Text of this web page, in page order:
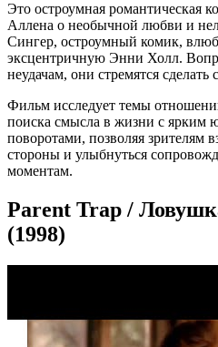
Это остроумная романтическая
Аллена о необычной любви и
Сингер, остроумный комик,
эксцентричную Энни Холл.
неудачам, они стремятся сделать
Фильм исследует темы
поиска смысла в жизни с
поворотами, позволяя зрителям
стороны и улыбнуться
моментам.
Parent Trap /
(1998)